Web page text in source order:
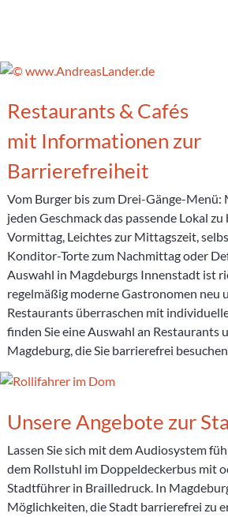
Restaurants & Cafés
mit Informationen zur
Barrierefreiheit
Vom Burger bis zum Drei-Gänge-Menü:
jeden Geschmack das passende Lokal
Vormittag, Leichtes zur Mittagszeit,
Konditor-Torte zum Nachmittag oder
Auswahl in Magdeburgs Innenstadt ist
regelmäßig moderne Gastronomen neu
Restaurants überraschen mit
finden Sie eine Auswahl an Restaurants
Magdeburg, die Sie barrierefrei
Unsere Angebote zur
Lassen Sie sich mit dem Audiosystem
dem Rollstuhl im Doppeldeckerbus mit
Stadtführer in Brailledruck. In
Möglichkeiten, die Stadt barrierefrei zu